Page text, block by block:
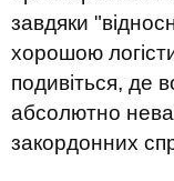
завдяки
хорошою
подивіться, де
абсолютно
закордонних